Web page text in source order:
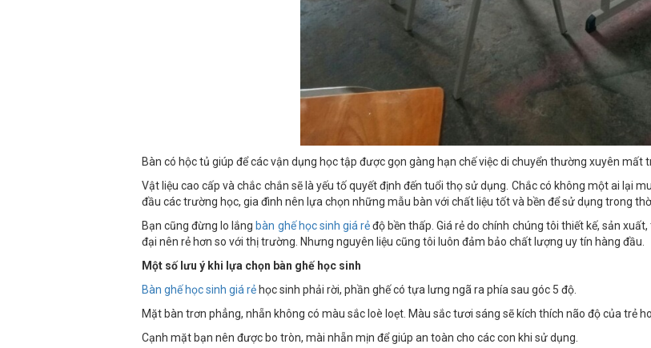
Bàn có hộc tủ giúp để các vận dụng học tập được gọn gàng hạn chế việc di chuyển thường xuyên mất
Vật liệu cao cấp và chắc chắn sẽ là yếu tố quyết định đến tuổi thọ sử dụng. Chắc có không một ai lại
đầu các trường học, gia đình nên lựa chọn những mẫu bàn với chất liệu tốt và bền để sử dụng trong
Bạn cũng đừng lo lắng bàn ghế học sinh giá rẻđộ bền thấp. Giá rẻ do chính chúng tôi thiết kế, sản
đại nên rẻ hơn so với thị trường. Nhưng nguyên liệu cũng tôi luôn đảm bảo chất lượng uy tín hàng đầu.
Một số lưu ý khi lựa chọn bàn ghế học sinh
Bàn ghế học sinh giá rẻ học sinh phải rời, phần ghế có tựa lưng ngã ra phía sau góc 5 độ.
Mặt bàn trơn phẳng, nhẵn không có màu sắc loè loẹt. Màu sắc tươi sáng sẽ kích thích não độ của trẻ
Cạnh mặt bạn nên được bo tròn, mài nhẵn mịn để giúp an toàn cho các con khi sử dụng.